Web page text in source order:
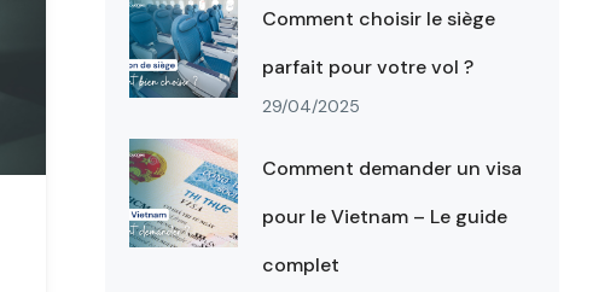
Comment choisir le siège
parfait pour votre vol ?
29/04/2025
Comment demander un visa
pour le Vietnam – Le guide
complet